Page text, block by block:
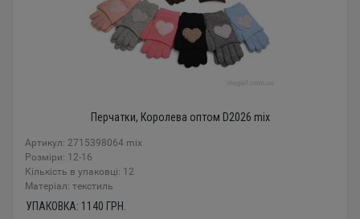
Перчатки, Королева оптом D2026 mix
Артикул: 2715398064 mix
Розміри: 12-16
Кількість в упаковці: 12
Mатеріал: текстиль
УПАКОВКА: 1140 ГРН.